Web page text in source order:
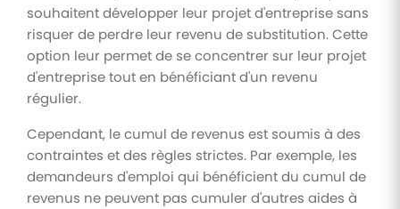
souhaitent développer leur projet d'entreprise sans
risquer de perdre leur revenu de substitution. Cette
option leur permet de se concentrer sur leur projet
d'entreprise tout en bénéficiant d'un revenu
régulier.
Cependant, le cumul de revenus est soumis à des
contraintes et des règles strictes. Par exemple, les
demandeurs d'emploi qui bénéficient du cumul de
revenus ne peuvent pas cumuler d'autres aides à